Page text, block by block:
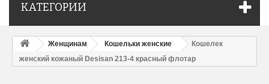
КАТЕГОРИИ
Женщинам Кошельки женские
Кошелек
женский кожаный Desisan 213-4 красный флотар